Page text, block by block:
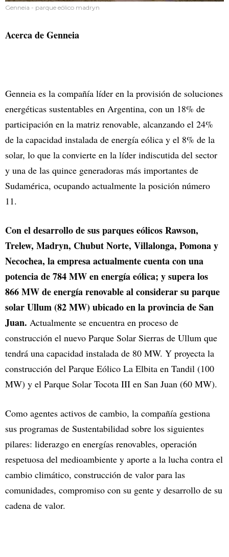
Genneia - parque eólico madryn
Acerca de Genneia
Genneia es la compañía líder en la provisión de soluciones
energéticas sustentables en Argentina, con un 18% de
participación en la matriz renovable, alcanzando el 24%
de la capacidad instalada de energía eólica y el 8% de la
solar, lo que la convierte en la líder indiscutida del sector
y una de las quince generadoras más importantes de
Sudamérica, ocupando actualmente la posición número
11.
Con el desarrollo de sus parques eólicos Rawson,
Trelew, Madryn, Chubut Norte, Villalonga, Pomona y
Necochea, la empresa actualmente cuenta con una
potencia de 784 MW en energía eólica; y supera los
866 MW de energía renovable al considerar su parque
solar Ullum (82 MW) ubicado en la provincia de San
Juan. Actualmente se encuentra en proceso de
construcción el nuevo Parque Solar Sierras de Ullum que
tendrá una capacidad instalada de 80 MW. Y proyecta la
construcción del Parque Eólico La Elbita en Tandil (100
MW) y el Parque Solar Tocota III en San Juan (60 MW).
Como agentes activos de cambio, la compañía gestiona
sus programas de Sustentabilidad sobre los siguientes
pilares: liderazgo en energías renovables, operación
respetuosa del medioambiente y aporte a la lucha contra el
cambio climático, construcción de valor para las
comunidades, compromiso con su gente y desarrollo de su
cadena de valor.